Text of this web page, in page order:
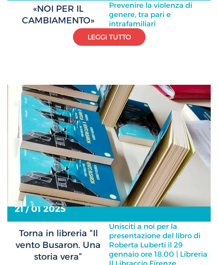
«NOI PER IL
CAMBIAMENTO»
Prevenire la violenza di
genere, tra pari e
intrafamiliari
LEGGI TUTTO
Torna in libreria “Il
vento Busaron. Una
storia vera”
Unisciti a noi per la
presentazione del libro di
Roberta Luberti il 29
gennaio ore 18.00 | Libreria
21 / 01 2025